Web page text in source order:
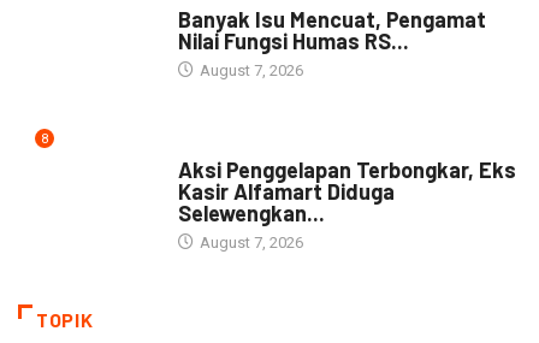
Banyak Isu Mencuat, Pengamat
Nilai Fungsi Humas RS...
August 7, 2026
8
Aksi Penggelapan Terbongkar, Eks
Kasir Alfamart Diduga
Selewengkan...
August 7, 2026
TOPIK